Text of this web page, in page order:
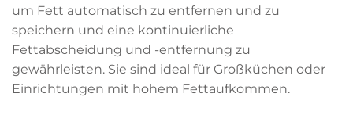
um Fett automatisch zu entfernen und zu
speichern und eine kontinuierliche
Fettabscheidung und -entfernung zu
gewährleisten. Sie sind ideal für Großküchen oder
Einrichtungen mit hohem Fettaufkommen.